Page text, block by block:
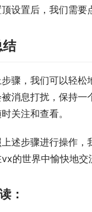
设置后，我们需要
结
骤，我们可以轻
消息打扰，保持
关注和查看。
上述步骤进行操作
的世界中愉快地交
：